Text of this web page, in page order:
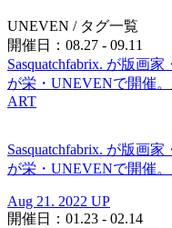
UNEVEN / タグ一覧
開催日：08.27 - 09.11
Sasquatchfabrix. が版画
が栄・UNEVENで開催
ART
Sasquatchfabrix. が版画
が栄・UNEVENで開催
Aug 21. 2022 UP
開催日：01.23 - 02.14